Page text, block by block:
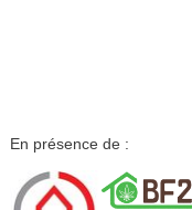
En présence de :